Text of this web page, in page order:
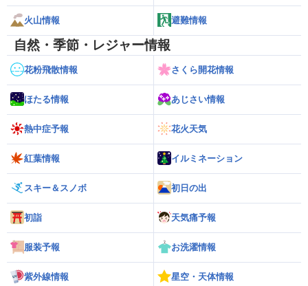
火山情報 避難情報
自然・季節・レジャー情報
花粉飛散情報 さくら開花情報
ほたる情報 あじさい情報
熱中症予報 花火天気
紅葉情報 イルミネーション
スキー＆スノボ 初日の出
初詣 天気痛予報
服装予報 お洗濯情報
紫外線情報 星空・天体情報